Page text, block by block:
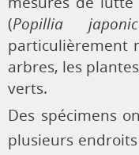
(Popillia
particulièrement
arbres, les
verts.
Des spécimens
plusieurs